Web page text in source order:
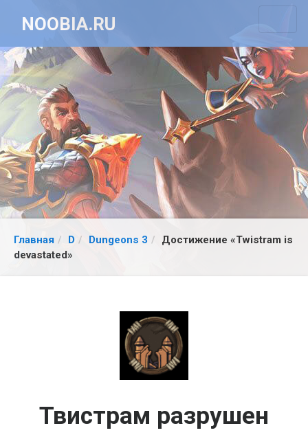
NOOBIA.RU
Главная D Dungeons 3
Достижение «Twistram is
devastated»
Твистрам разрушен